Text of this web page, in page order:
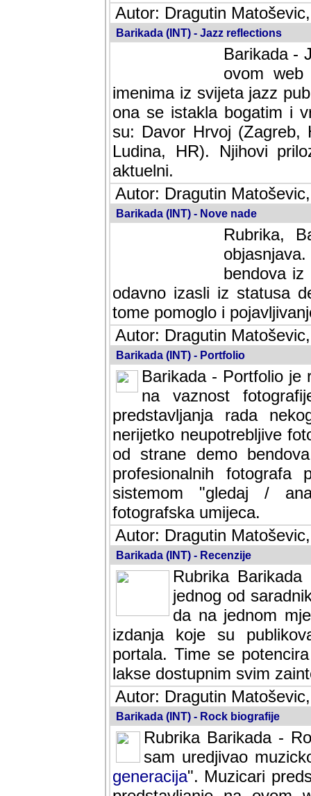
Autor: Dragutin
Barikada (INT) - Jazz reflections
Barikada -
ovom web
imenima iz svijeta jazz
ona se istakla bogatim i
su: Davor Hrvoj (Zagreb,
Ludina, HR). Njihovi
aktuelni.
Autor: Dragutin
Barikada (INT) - Nove nade
Rubrika,
bendova
odavno izasli iz statusa
tome pomoglo i
Autor: Dragutin
Barikada (INT) - Portfolio
Barikada - Portfolio je
na vaznost
predstavljanja rada
nerijetko neupotrebljive
od strane demo
profesionalnih fotografa
sistemom "gledaj /
fotografska umijeca.
Autor: Dragutin
Barikada (INT) - Recenzije
Rubrika
jednog od
da na jednom
izdanja koje su
portala. Time se
lakse dostupnim svim
Autor: Dragutin
Barikada (INT) - Rock biografije
Rubrika Barikada -
sam uredjivao
generacija". Muzicari